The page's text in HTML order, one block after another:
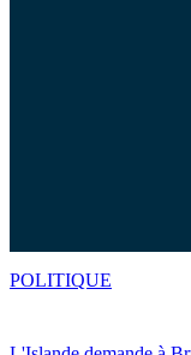
POLITIQUE